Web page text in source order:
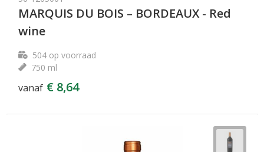
MARQUIS DU BOIS – BORDEAUX - Red
wine
504op voorraad
750 ml
vanaf € 8,64